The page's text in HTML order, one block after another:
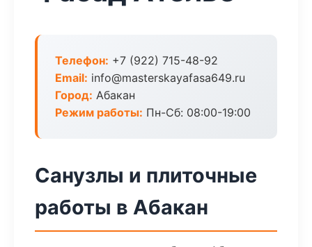
Телефон: +7 (922) 715-48-92
Email: info@masterskayafasa649.ru
Город: Абакан
Режим работы: Пн-Сб: 08:00-19:00
Санузлы и плиточные
работы в Абакан